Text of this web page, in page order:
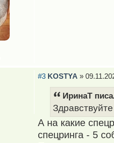
#3 KOSTYA »
ИринаТ
Здравствуйте
А на какие
спецринга - 5